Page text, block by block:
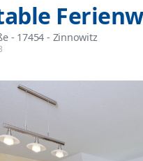
- 17454 - Zinnowitz